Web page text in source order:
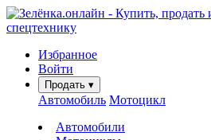
Избранное
Войти
Продать ▾
Автомобиль Мотоцикл
Автомобили